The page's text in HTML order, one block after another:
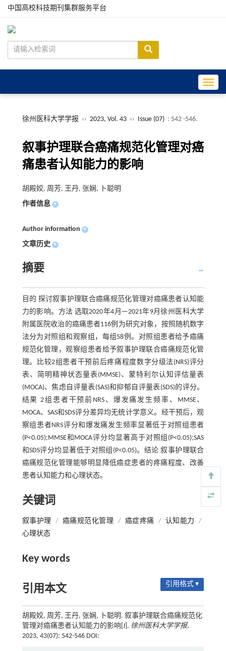
中国高校科技期刊集群服务平台
徐州医科大学学报 ›› 2023, Vol. 43 ›› Issue (07) : 542 -546.
叙事护理联合癌痛规范化管理对癌
痛患者认知能力的影响
胡殿姣, 周芳, 王丹, 张娴, 卜聪明
作者信息 +
Author information +
文章历史 +
摘要
目的 探讨叙事护理联合癌痛规范化管理对癌痛患者认知能
力的影响。方法 选取2020年4月—2021年9月徐州医科大学
附属医院收治的癌痛患者116例为研究对象，按照随机数字
法分为对照组和观察组，每组58例。对照组患者给予癌痛
规范化管理，观察组患者给予叙事护理联合癌痛规范化管
理。比较2组患者干预前后疼痛程度数字分级法(NRS)评分
表、简明精神状态量表(MMSE)、蒙特利尔认知评估量表
(MOCA)、焦虑自评量表(SAS)和抑郁自评量表(SDS)的评分。
结果 2组患者干预前NRS、爆发痛发生频率、MMSE、
MOCA、SAS和SDS评分差异均无统计学意义。经干预后，观
察组患者NRS评分和爆发痛发生频率显著低于对照组患者
(P<0.05);MMSE和MOCA评分均显著高于对照组(P<0.05);SAS
和SDS评分均显著低于对照组(P<0.05)。结论 叙事护理联合
癌痛规范化管理能够明显降低癌症患者的疼痛程度、改善
患者认知能力和心理状态。
关键词
叙事护理 / 癌痛规范化管理 / 癌症疼痛 / 认知能力
/
心理状态
Key words
引用本文 引用格式 ▾
胡殿姣, 周芳, 王丹, 张娴, 卜聪明. 叙事护理联合癌痛规范化
管理对癌痛患者认知能力的影响[J]. 徐州医科大学学报,
2023, 43(07): 542-546 DOI: